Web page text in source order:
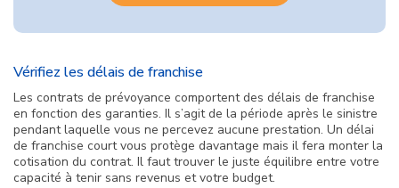
Vérifiez les délais de franchise
Les contrats de prévoyance comportent des délais de franchise
en fonction des garanties. Il s’agit de la période après le sinistre
pendant laquelle vous ne percevez aucune prestation. Un délai
de franchise court vous protège davantage mais il fera monter la
cotisation du contrat. Il faut trouver le juste équilibre entre votre
capacité à tenir sans revenus et votre budget.